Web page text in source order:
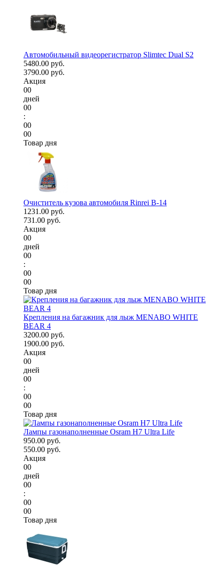
Автомобильный видеорегистратор Slimtec Dual S2
5480.00 руб.
3790.00 руб.
Акция
00
дней
00
:
00
00
Товар дня
Очиститель кузова автомобиля Rinrei B-14
1231.00 руб.
731.00 руб.
Акция
00
дней
00
:
00
00
Товар дня
Крепления на багажник для лыж MENABO WHITE
BEAR 4
3200.00 руб.
1900.00 руб.
Акция
00
дней
00
:
00
00
Товар дня
Лампы газонаполненные Osram H7 Ultra Life
950.00 руб.
550.00 руб.
Акция
00
дней
00
:
00
00
Товар дня